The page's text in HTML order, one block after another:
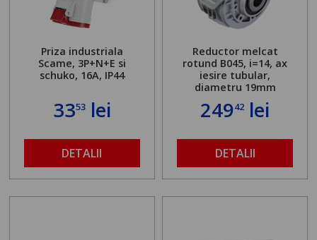
Priza industriala
Scame, 3P+N+E si
schuko, 16A, IP44
3353lei
DETALII
Reductor melcat
rotund B045, i=14, ax
iesire tubular,
diametru 19mm
24942 lei
DETALII